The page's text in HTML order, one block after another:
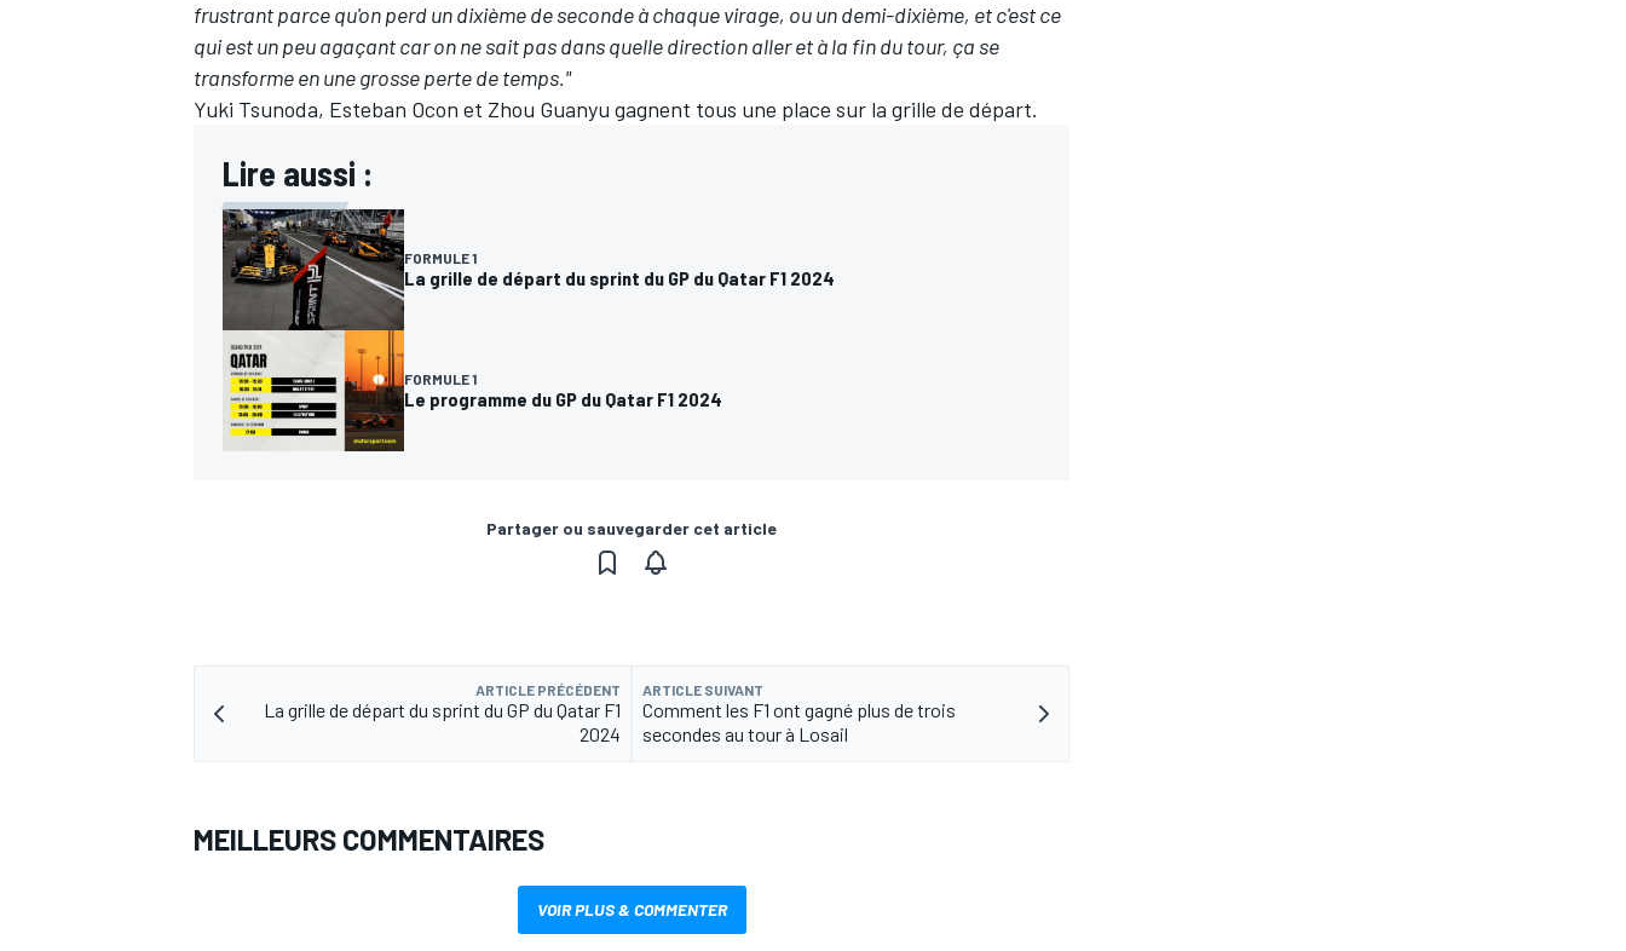
AUTRES CHAMPIONNATS
frustrant parce qu'on perd un dixième de seconde à chaque virage, ou un demi-dixième, et c'est ce
qui est un peu agaçant car on ne sait pas dans quelle direction aller et à la fin du tour, ça se
transforme en une grosse perte de temps."
Yuki Tsunoda, Esteban Ocon et Zhou Guanyu gagnent tous une place sur la grille de départ.
Lire aussi :
FORMULE 1
La grille de départ du sprint du GP du Qatar F1 2024
FORMULE 1
Le programme du GP du Qatar F1 2024
Partager ou sauvegarder cet article
ARTICLE PRÉCÉDENT
La grille de départ du sprint du GP du Qatar F1
2024
ARTICLE SUIVANT
Comment les F1 ont gagné plus de trois
secondes au tour à Losail
MEILLEURS COMMENTAIRES
VOIR PLUS & COMMENTER